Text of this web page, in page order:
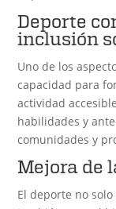
Deporte
inclusión
Uno de los
capacidad para
actividad
habilidades y
comunidades y
Mejora de
El deporte no